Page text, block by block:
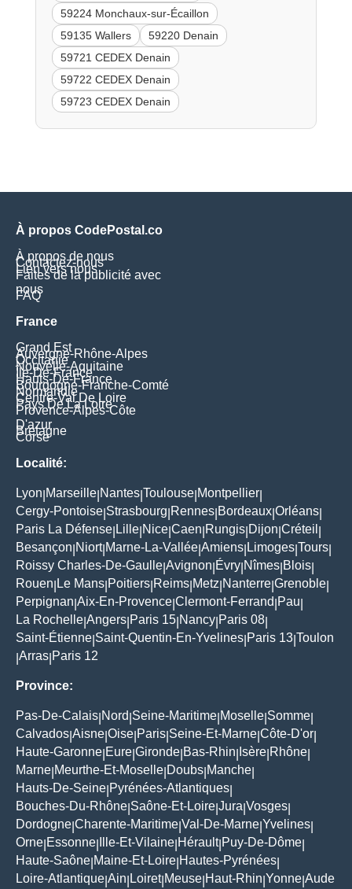
59224 Monchaux-sur-Écaillon
59135 Wallers
59220 Denain
59721 CEDEX Denain
59722 CEDEX Denain
59723 CEDEX Denain
À propos CodePostal.co
À propos de nous
Contactez-nous
Lien vers nous
Faites de la publicité avec
nous
FAQ
France
Grand Est
Auvergne-Rhône-Alpes
Occitanie
Nouvelle-Aquitaine
Île-De-France
Hauts-De-France
Bourgogne-Franche-Comté
Normandie
Centre-Val De Loire
Pays De La Loire
Provence-Alpes-Côte
D'azur
Bretagne
Corse
Localité:
Lyon Marseille Nantes Toulouse Montpellier
Cergy-Pontoise Strasbourg Rennes Bordeaux Orléans
Paris La Défense Lille Nice Caen Rungis Dijon Créteil
Besançon Niort| Marne-La-Vallée Amiens Limoges Tours
Roissy Charles-De-Gaulle Avignon Évry Nîmes Blois
Rouen Le Mans Poitiers Reims Metz Nanterre Grenoble
Perpignan Aix-En-Provence Clermont-Ferrand Pau
La Rochelle Angers Paris 15 Nancy Paris 08
Saint-Étienne Saint-Quentin-En-Yvelines Paris 13 Toulon
Arras Paris 12
Province:
Pas-De-Calais Nord Seine-Maritime Moselle Somme
Calvados Aisne Oise Paris Seine-Et-Marne Côte-D'or
Haute-Garonne Eure Gironde Bas-Rhin Isère Rhône
Marne Meurthe-Et-Moselle Doubs Manche
Hauts-De-Seine Pyrénées-Atlantiques
Bouches-Du-Rhône Saône-Et-Loire Jura Vosges
Dordogne Charente-Maritime Val-De-Marne Yvelines
Orne Essonne Ille-Et-Vilaine Hérault| Puy-De-Dôme
Haute-Saône Maine-Et-Loire Hautes-Pyrénées
Loire-Atlantique Ain Loiret| Meuse Haut-Rhin Yonne Aude